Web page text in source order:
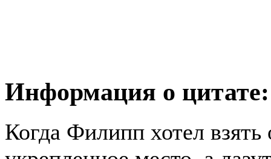
Информация о цитате:
Когда Филипп хотел